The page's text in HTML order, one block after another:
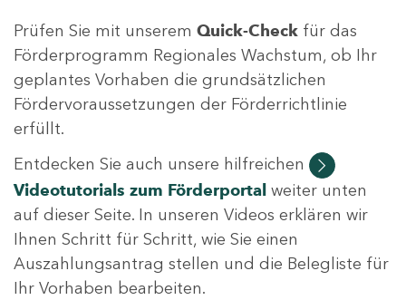
Prüfen Sie mit unserem Quick-Check für das
Förderprogramm Regionales Wachstum, ob Ihr
geplantes Vorhaben die grundsätzlichen
Fördervoraussetzungen der Förderrichtlinie
erfüllt.
Entdecken Sie auch unsere hilfreichen
Videotutorials zum Förderportal weiter unten
auf dieser Seite. In unseren Videos erklären wir
Ihnen Schritt für Schritt, wie Sie einen
Auszahlungsantrag stellen und die Belegliste für
Ihr Vorhaben bearbeiten.